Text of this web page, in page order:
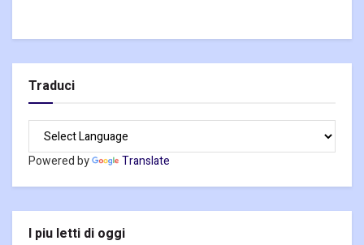
Traduci
Powered by Translate
I piu letti di oggi